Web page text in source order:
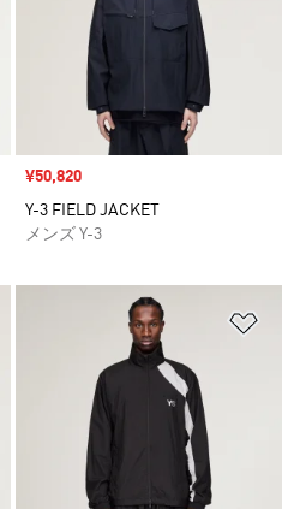
セール価格
¥50,820
Y-3 FIELD JACKET
メンズ Y-3
ほしいものリストに追加